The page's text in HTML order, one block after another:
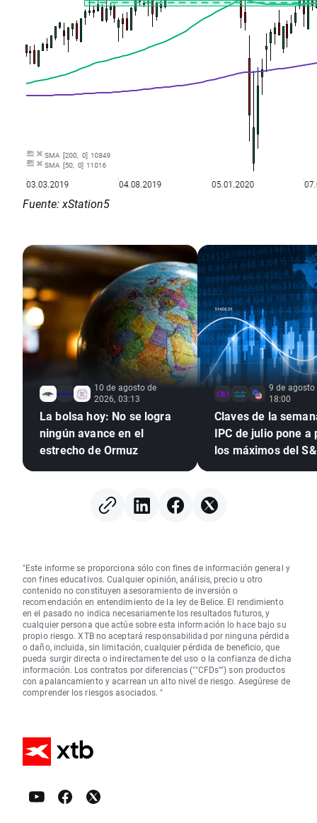
Fuente: xStation5
10 de agosto de
2026, 03:13
La bolsa hoy: No se logra
ningún avance en el
estrecho de Ormuz
9 de agosto
18:00
Claves de la
IPC de julio pone a
los máximos del
"Este informe se proporciona sólo con fines de información general y
con fines educativos. Cualquier opinión, análisis, precio u otro
contenido no constituyen asesoramiento de inversión o
recomendación en entendimiento de la ley de Belice. El rendimiento
en el pasado no indica necesariamente los resultados futuros, y
cualquier persona que actúe sobre esta información lo hace bajo su
propio riesgo. XTB no aceptará responsabilidad por ninguna pérdida
o daño, incluida, sin limitación, cualquier pérdida de beneficio, que
pueda surgir directa o indirectamente del uso o la confianza de dicha
información. Los contratos por diferencias (""CFDs"") son productos
con apalancamiento y acarrean un alto nivel de riesgo. Asegúrese de
comprender los riesgos asociados. "